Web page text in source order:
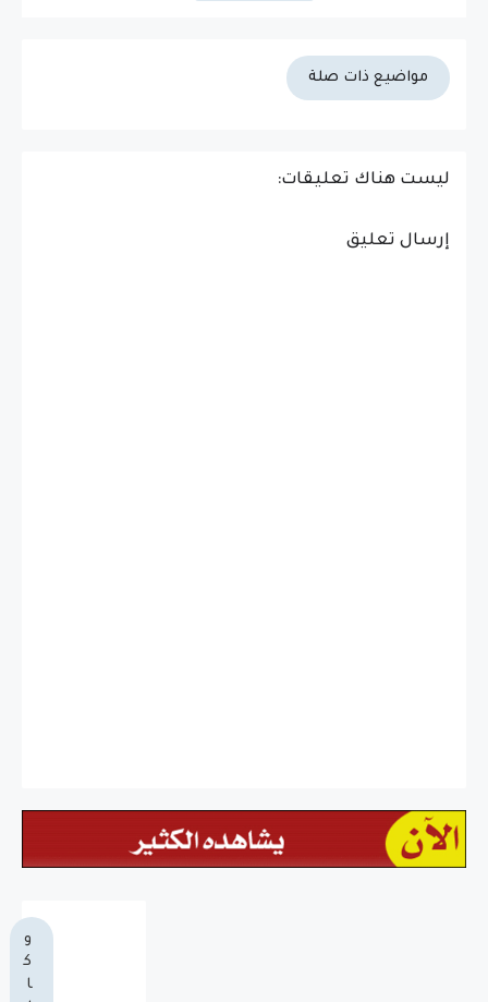
مواضيع ذات صلة
ليست هناك تعليقات:
إرسال تعليق
و
ك
ا